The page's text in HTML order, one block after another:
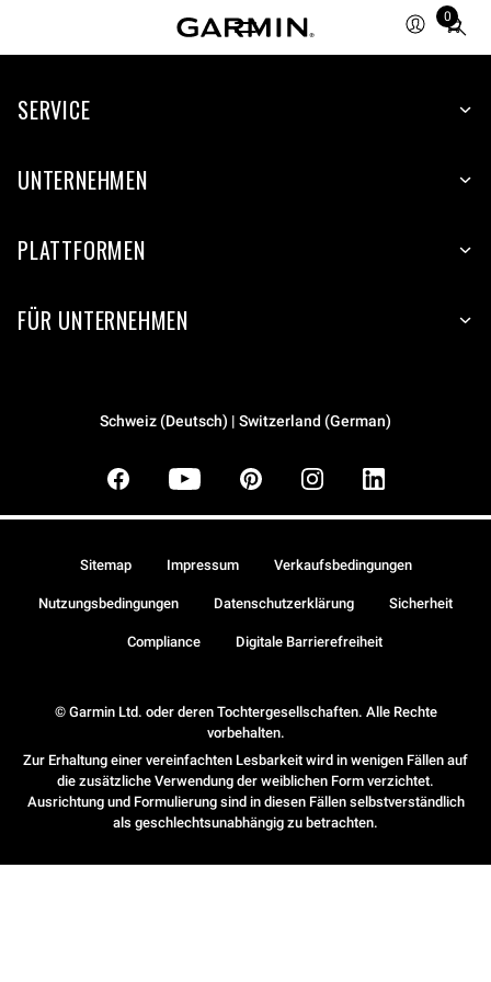
0
Total
items
cart:
SERVICE
UNTERNEHMEN
PLATTFORMEN
FÜR UNTERNEHMEN
Schweiz (Deutsch) | Switzerland (German)
© Garmin Ltd. oder deren Tochtergesellschaften. Alle Rechte
vorbehalten.
Zur Erhaltung einer vereinfachten Lesbarkeit wird in wenigen Fällen auf
die zusätzliche Verwendung der weiblichen Form verzichtet.
Ausrichtung und Formulierung sind in diesen Fällen selbstverständlich
als geschlechtsunabhängig zu betrachten.
Sitemap Impressum Verkaufsbedingungen
Nutzungsbedingungen Datenschutzerklärung Sicherheit
Compliance Digitale Barrierefreiheit